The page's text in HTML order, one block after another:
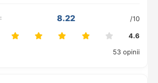
8.22 /10
4.6
53 opinii